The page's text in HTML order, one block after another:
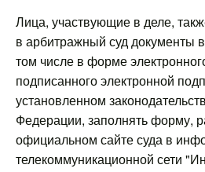
Лица, участвующие в деле,
в арбитражный суд документы
том числе в форме
подписанного электронной
установленном
Федерации, заполнять форму,
официальном сайте суда в
телекоммуникационной сети